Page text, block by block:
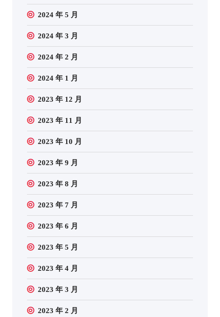
2024 年 5 月
2024 年 3 月
2024 年 2 月
2024 年 1 月
2023 年 12 月
2023 年 11 月
2023 年 10 月
2023 年 9 月
2023 年 8 月
2023 年 7 月
2023 年 6 月
2023 年 5 月
2023 年 4 月
2023 年 3 月
2023 年 2 月